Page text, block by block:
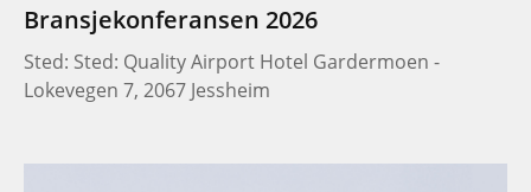
Bransjekonferansen 2026
Sted: Sted: Quality Airport Hotel Gardermoen -
Lokevegen 7, 2067 Jessheim